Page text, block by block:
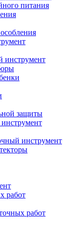
питания
инструмент
защиты
инструмент
работ
работ